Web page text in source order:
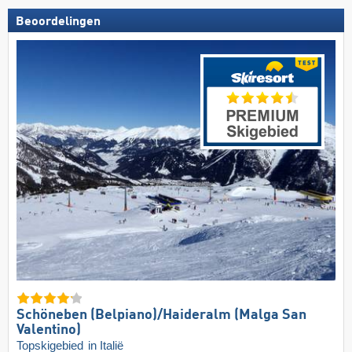
Beoordelingen
Schöneben (Belpiano)/​Haideralm (Malga San
Valentino)
Topskigebied in Italië